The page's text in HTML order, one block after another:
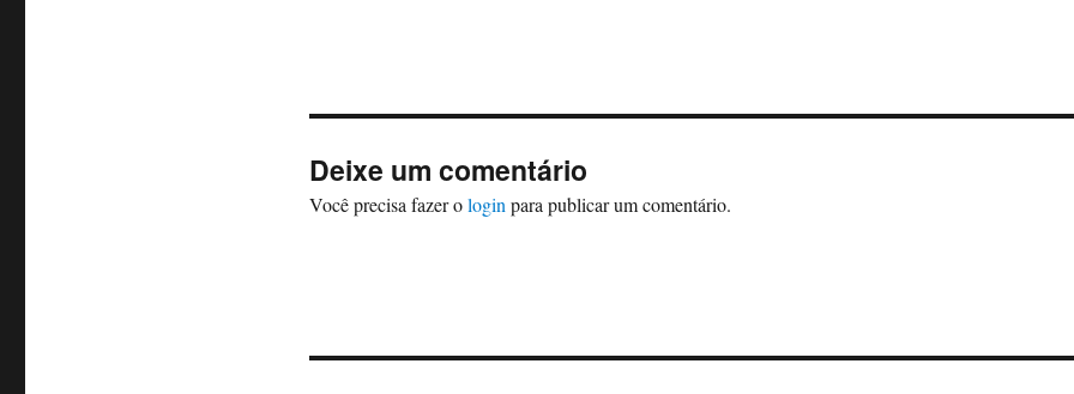
Deixe um comentário
Você precisa fazer ologin para publicar um comentário.